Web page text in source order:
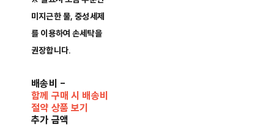
미지근한 물, 중성세제
를 이용하여 손세탁을
권장합니다.
배송비 -
함께 구매 시 배송비
절약 상품 보기
추가 금액